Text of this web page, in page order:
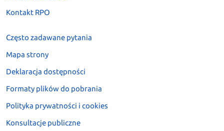
Kontakt RPO
Często zadawane pytania
Mapa strony
Deklaracja dostępności
Formaty plików do pobrania
Polityka prywatności i cookies
Konsultacje publiczne